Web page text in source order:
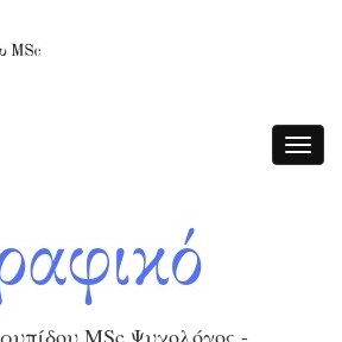
Toggle
MSc Ψυχολόγος -